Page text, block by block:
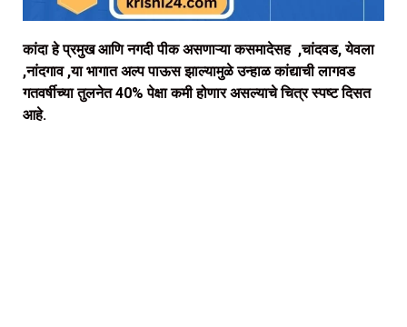
कांदा हे प्रमुख आणि नगदी पीक असणाऱ्या कसमादेसह ,चांदवड, येवला
,नांदगाव ,या भागात अल्प पाऊस झाल्यामुळे उन्हाळ कांद्याची लागवड
गतवर्षीच्या तुलनेत 40% पेक्षा कमी होणार असल्याचे चित्र स्पष्ट दिसत
आहे.